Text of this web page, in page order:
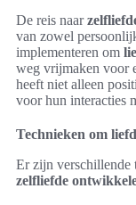
De reis naar
van zowel
implementeren om
weg vrijmaken voor
heeft niet alleen
voor hun interacties
Technieken om
Er zijn verschillende
zelfliefde